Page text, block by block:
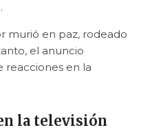
murió en paz, rodeado
el anuncio
reacciones en la
la televisión